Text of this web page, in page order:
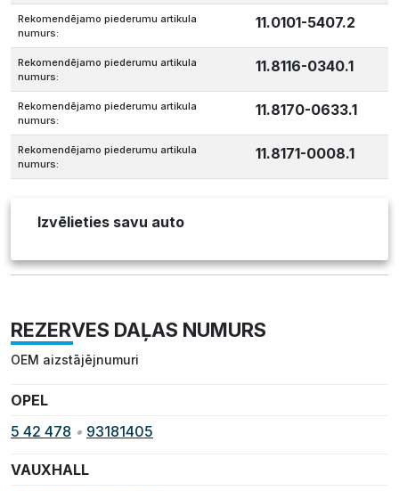
Rekomendējamo piederumu artikula
numurs:
11.0101-5407.2
Rekomendējamo piederumu artikula
numurs:
11.8116-0340.1
Rekomendējamo piederumu artikula
numurs:
11.8170-0633.1
Rekomendējamo piederumu artikula
numurs:
11.8171-0008.1
Izvēlieties savu auto
REZERVES DAĻAS NUMURS
OEM aizstājējnumuri
OPEL
5 42 478 • 93181405
VAUXHALL